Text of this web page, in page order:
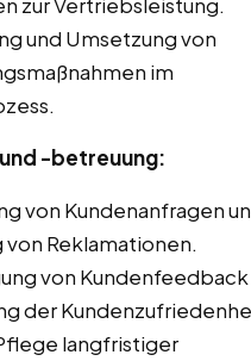
und Umsetzung von
im
-betreuung:
von Kundenanfragen
Reklamationen.
von Kundenfeedback
der
langfristiger